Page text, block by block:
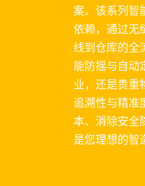
案。该系列智
依赖，通过无
线到仓库的全
能防摇与自动
业，还是贵重
追溯性与精准
本、消除安全
是您理想的智